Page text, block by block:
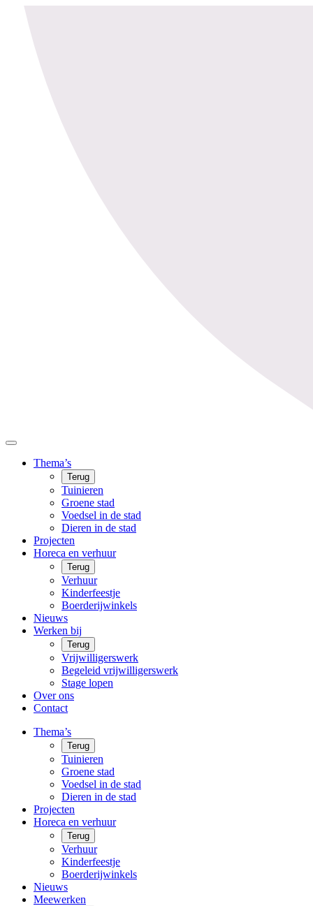
Thema’s
Terug
Tuinieren
Groene stad
Voedsel in de stad
Dieren in de stad
Projecten
Horeca en verhuur
Terug
Verhuur
Kinderfeestje
Boerderijwinkels
Nieuws
Werken bij
Terug
Vrijwilligerswerk
Begeleid vrijwilligerswerk
Stage lopen
Over ons
Contact
Thema’s
Terug
Tuinieren
Groene stad
Voedsel in de stad
Dieren in de stad
Projecten
Horeca en verhuur
Terug
Verhuur
Kinderfeestje
Boerderijwinkels
Nieuws
Meewerken